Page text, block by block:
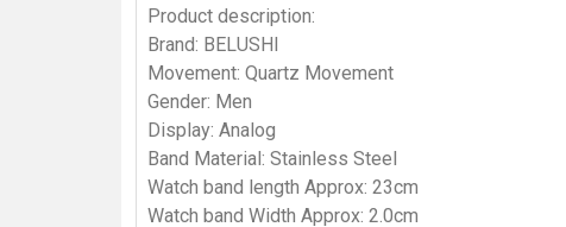
Product description:
Brand: BELUSHI
Movement: Quartz Movement
Gender: Men
Display: Analog
Band Material: Stainless Steel
Watch band length Approx: 23cm
Watch band Width Approx: 2.0cm